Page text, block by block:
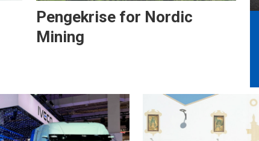
Pengekrise for Nordic
Mining